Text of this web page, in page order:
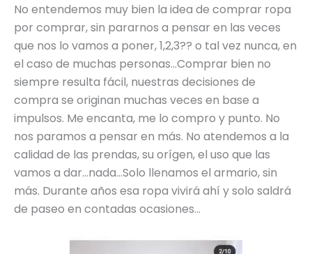
No entendemos muy bien la idea de comprar ropa
por comprar, sin pararnos a pensar en las veces
que nos lo vamos a poner, 1,2,3?? o tal vez nunca, en
el caso de muchas personas…Comprar bien no
siempre resulta fácil, nuestras decisiones de
compra se originan muchas veces en base a
impulsos. Me encanta, me lo compro y punto. No
nos paramos a pensar en más. No atendemos a la
calidad de las prendas, su orígen, el uso que las
vamos a dar…nada…Solo llenamos el armario, sin
más. Durante años esa ropa vivirá ahí y solo saldrá
de paseo en contadas ocasiones…